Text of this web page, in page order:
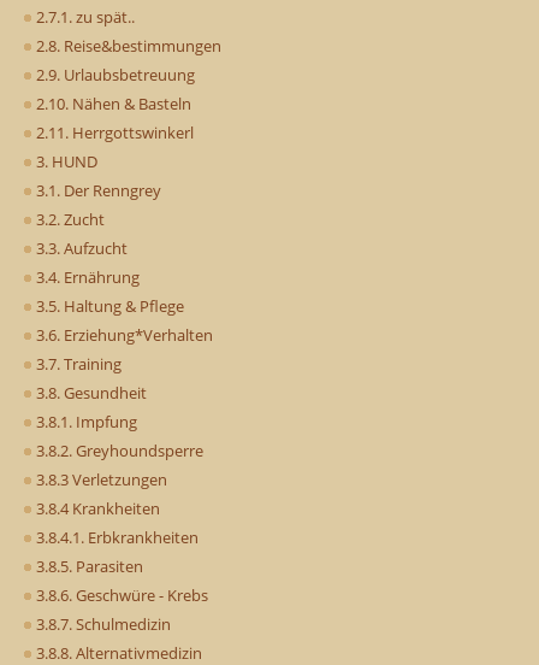
2.7.1. zu spät..
2.8. Reise&bestimmungen
2.9. Urlaubsbetreuung
2.10. Nähen & Basteln
2.11. Herrgottswinkerl
3. HUND
3.1. Der Renngrey
3.2. Zucht
3.3. Aufzucht
3.4. Ernährung
3.5. Haltung & Pflege
3.6. Erziehung*Verhalten
3.7. Training
3.8. Gesundheit
3.8.1. Impfung
3.8.2. Greyhoundsperre
3.8.3 Verletzungen
3.8.4 Krankheiten
3.8.4.1. Erbkrankheiten
3.8.5. Parasiten
3.8.6. Geschwüre - Krebs
3.8.7. Schulmedizin
3.8.8. Alternativmedizin